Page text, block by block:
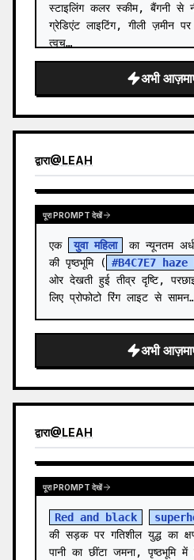
स्टाइलिंग कलर स्कीम, बैंगनी से
ग्रेडिएंट लाइटिंग, गीली ज़मीन पर
त्वच…
अभी
द्वारा@LEAH
पूरा PROMPT देखें
एक युवा महिला
का न्यूनतम
की पृष्ठभूमि ( #B4C7E7
ओर देखती हुई तीव्र दृष्टि,
लिए प्रोफोटो रिंग लाइट से
अभी
द्वारा@LEAH
पूरा PROMPT देखें
Red and black
की सड़क पर गतिशील युद्ध का
पानी का छींटा जमना, पृष्ठभूमि